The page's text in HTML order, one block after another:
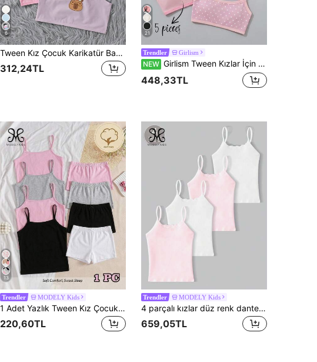
6
Tween Kız Çocuk Karikatür Baskılı Sevimli Askılı Üst 4 Parça Set
312,24TL
21
Trendler Girlism
NEW Girlism Tween Kızlar İçin 5'li Set Renkli Günlük Sade Pamuklu Rahat Yumuşak Dolgulu Fiyonklu ve Çizgili Sütyen
448,33TL
13
Trendler MODELY Kids
1 Adet Yazlık Tween Kız Çocuk Yumuşak Rahat Pembe Çiçekli Gri Beyaz Siyah Çok Renkli Askılı Atlet, İç Giyim veya Dış Giyim Olarak Kullanılabilir
220,60TL
Trendler MODELY Kids
4 parçalı kızlar düz renk dantel kenarlı yumuşak pamuklu spor giyim seti, sade minimalist çok yönlü spor iç giyim/dış giyim takımı
659,05TL